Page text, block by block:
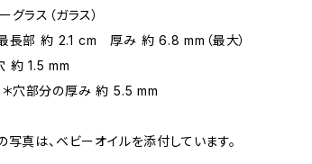
ラス（ガラス）
長部 約 2.1 cm 厚み 約 6.8 mm（最大）
mm
の厚み 約 5.5 mm
写真は、ベビーオイルを添付しています。